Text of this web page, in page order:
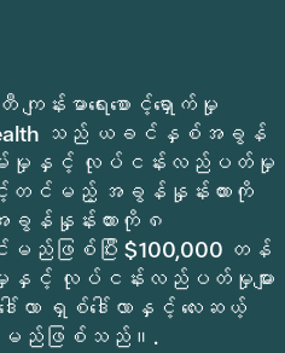
ျန်းမာရေးစောင့်ရှောက်မှု
သည် ယခင်နှစ်အခွန်
မ်းမှုနှင့် လုပ်ငန်းလည်ပတ်မှု
တင်မည့် အခွန်နှုန်းထားကို
နှုန်းထားကို ၈
ဖြစ်ပြီး $100,000 တန်
နှင့် လုပ်ငန်းလည်ပတ်မှုများ
ာ ရှစ်ဒေါ်လာနှင့် လေးဆယ့်
ည်ဖြစ်သည်။.